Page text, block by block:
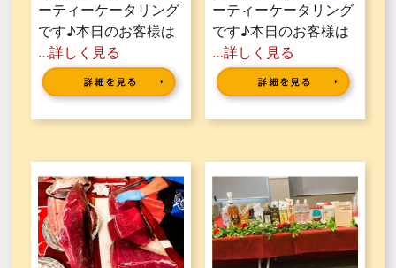
ーティーケータリング
です♪本日のお客様は
…詳しく見る
ーティーケータリング
です♪本日のお客様は
…詳しく見る